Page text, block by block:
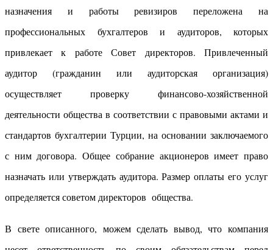
назначения и работы ревизиров переложена на
профессиональных бухгалтеров и аудиторов, которых
привлекает к работе Совет директоров. Привлеченный
аудитор (гражданин или аудиторская организация)
осуществляет проверку финансово-хозяйственной
деятельности общества в соответствии с правовыми актами и
стандартов бухгалтерии Турции, на основании заключаемого
с ним договора. Общее собрание акционеров имеет право
назначать или утверждать аудитора. Размер оплаты его услуг
определяется советом директоров общества.
В свете описанного, можем сделать вывод, что компания